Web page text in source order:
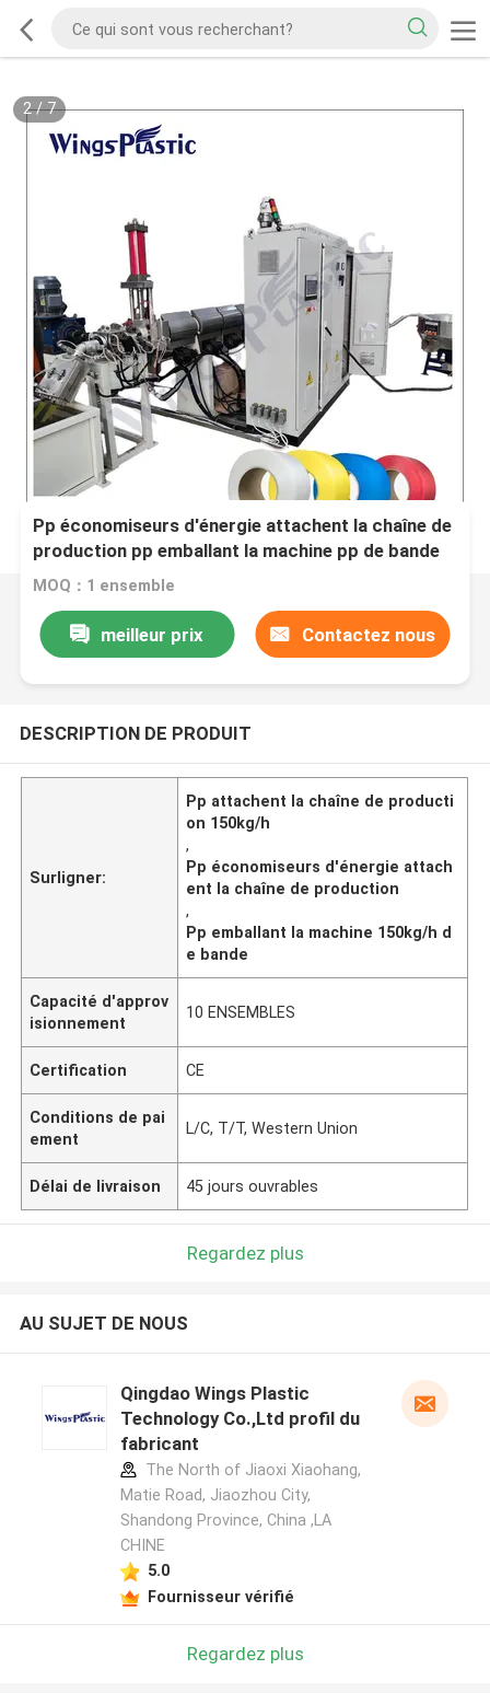
2/7
Pp économiseurs d'énergie attachent la chaîne de
production pp emballant la machine pp de bande
attachent faire la machine
MOQ：1 ensemble
meilleur prix Contactez nous
DESCRIPTION DE PRODUIT
Surligner:
Pp attachent la chaîne de producti
on 150kg/h
,
Pp économiseurs d'énergie attach
ent la chaîne de production
,
Pp emballant la machine 150kg/h d
e bande
Capacité d'approv
isionnement
10 ENSEMBLES
Certification CE
Conditions de pai
ement
L/C, T/T, Western Union
Délai de livraison 45 jours ouvrables
Regardez plus
AU SUJET DE NOUS
Qingdao Wings Plastic
Technology Co.,Ltd profil du
fabricant
The North of Jiaoxi Xiaohang,
Matie Road, Jiaozhou City,
Shandong Province, China ,LA
CHINE
5.0
Fournisseur vérifié
Regardez plus